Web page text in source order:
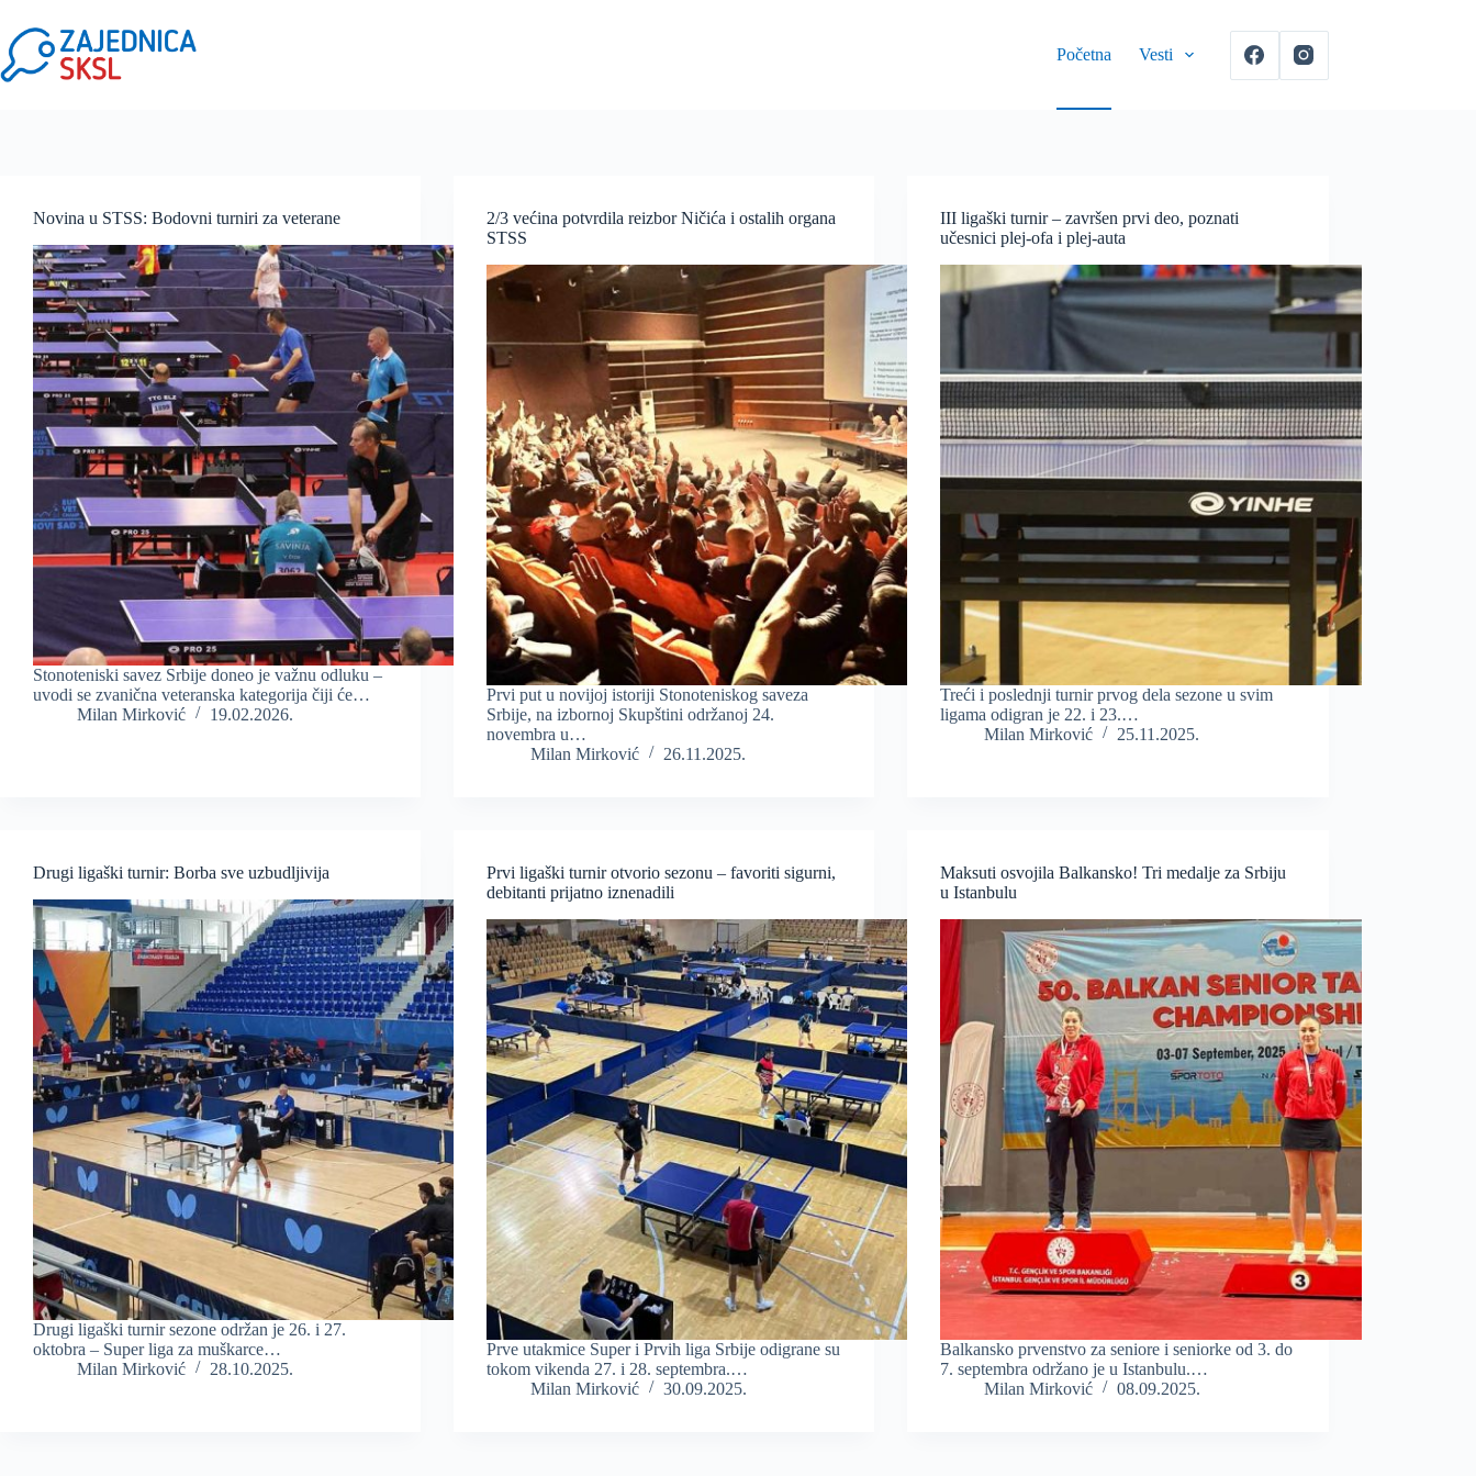
Početna Vesti
Novina u STSS: Bodovni turniri za veterane
Stonoteniski savez Srbije doneo je važnu odluku –
uvodi se zvanična veteranska kategorija čiji će…
Milan Mirković
19.02.2026.
2/3 većina potvrdila reizbor Ničića i ostalih organa
STSS
Prvi put u novijoj istoriji Stonoteniskog saveza
Srbije, na izbornoj Skupštini održanoj 24.
novembra u…
Milan Mirković
26.11.2025.
III ligaški turnir – završen prvi deo, poznati
učesnici plej-ofa i plej-auta
Treći i poslednji turnir prvog dela sezone u svim
ligama odigran je 22. i 23.…
Milan Mirković
25.11.2025.
Drugi ligaški turnir: Borba sve uzbudljivija
Drugi ligaški turnir sezone održan je 26. i 27.
oktobra – Super liga za muškarce…
Milan Mirković
28.10.2025.
Prvi ligaški turnir otvorio sezonu – favoriti sigurni,
debitanti prijatno iznenadili
Prve utakmice Super i Prvih liga Srbije odigrane su
tokom vikenda 27. i 28. septembra.…
Milan Mirković
30.09.2025.
Maksuti osvojila Balkansko! Tri medalje za Srbiju
u Istanbulu
Balkansko prvenstvo za seniore i seniorke od 3. do
7. septembra održano je u Istanbulu.…
Milan Mirković
08.09.2025.